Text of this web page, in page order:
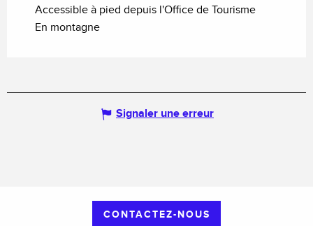
Accessible à pied depuis l'Office de Tourisme
En montagne
Signaler une erreur
CONTACTEZ-NOUS